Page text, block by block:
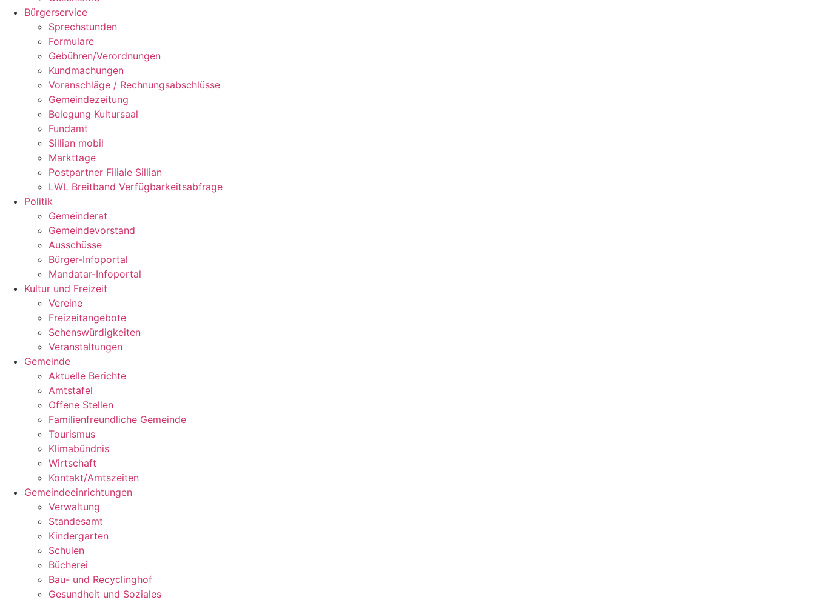
Bürgerservice
Sprechstunden
Formulare
Gebühren/Verordnungen
Kundmachungen
Voranschläge / Rechnungsabschlüsse
Gemeindezeitung
Belegung Kultursaal
Fundamt
Sillian mobil
Markttage
Postpartner Filiale Sillian
LWL Breitband Verfügbarkeitsabfrage
Politik
Gemeinderat
Gemeindevorstand
Ausschüsse
Bürger-Infoportal
Mandatar-Infoportal
Kultur und Freizeit
Vereine
Freizeitangebote
Sehenswürdigkeiten
Veranstaltungen
Gemeinde
Aktuelle Berichte
Amtstafel
Offene Stellen
Familienfreundliche Gemeinde
Tourismus
Klimabündnis
Wirtschaft
Kontakt/Amtszeiten
Gemeindeeinrichtungen
Verwaltung
Standesamt
Kindergarten
Schulen
Bücherei
Bau- und Recyclinghof
Gesundheit und Soziales